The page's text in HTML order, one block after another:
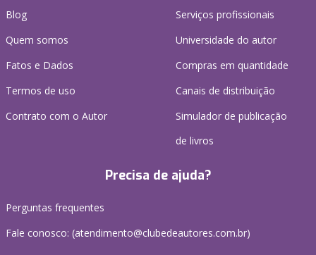
Blog
Quem somos
Fatos e Dados
Termos de uso
Contrato com o Autor
Serviços profissionais
Universidade do autor
Compras em quantidade
Canais de distribuição
Simulador de publicação
de livros
Precisa de ajuda?
Perguntas frequentes
Fale conosco: (atendimento@clubedeautores.com.br)